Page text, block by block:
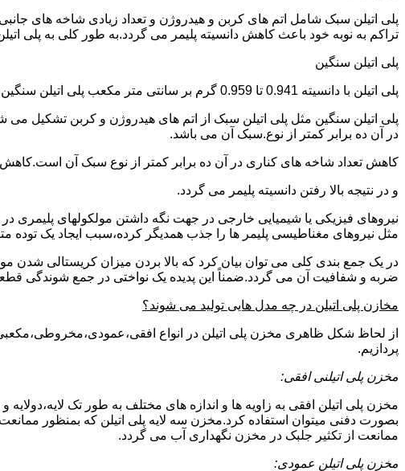
پلی اتیلن سبک شامل اتم های کربن و هیدروژن و تعداد زیادی شاخه های
تراکم به نوبه خود باعث کاهش دانسیته پلیمر می گردد.به طور کلی به پلی اتیلن های با دانسیته 0.910 تا 0.925 گرم بر سانتی متر
پلی اتیلن سنگین
پلی اتیلن با دانسیته 0.941 تا 0.959 گرم بر سانتی متر مکعب پلی اتیلن سنگین نام دارد.
در آن ده برابر کمتر از نوع.سبک آن می باشد.
کاهش تعداد شاخه های کناری در آن ده برابر کمتر از نوع سبک آن
و در نتیجه بالا رفتن دانسیته پلیمر می گردد.
نیروهای فیزیکی یا شیمیایی خارجی در جهت نگه داشتن مولکولهای پلیمری در
مثل نیروهای مغناطیسی پلیمر ها را جذب همدیگر کرده،سبب ایجاد یک توده
در یک جمع بندی کلی می توان بیان کرد که بالا بردن میزان کریستالی
ضربه و شفافیت آن می گردد.ضمناً این پدیده یک نواختی در جمع شوندگی
مخازن پلی اتیلن در چه مدل هایی تولید می شوند؟
از لحاظ شکل ظاهری مخزن پلی اتیلن در انواع
پردازیم.
مخزن پلی اتیلنی افقی:
مخزن پلی اتیلن افقی به زاویه ها و اندازه های مختلف به طور تک
بصورت دفنی میتوان استفاده کرد.مخزن سه لایه پلی اتیلن که بمنظور
ممانعت از تکثیر جلبک در مخزن نگهداری آب می گردد.
مخزن پلی اتیلن عمودی: